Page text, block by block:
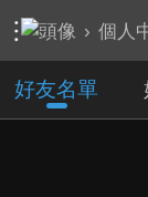
› 個人
好友名單